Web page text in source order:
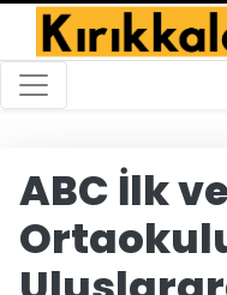
ABC İlk ve